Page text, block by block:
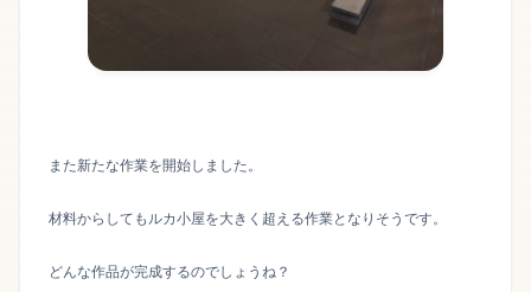
また新たな作業を開始しました。
材料からしてもルカ小屋を大きく超える作業となりそうです。
どんな作品が完成するのでしょうね？